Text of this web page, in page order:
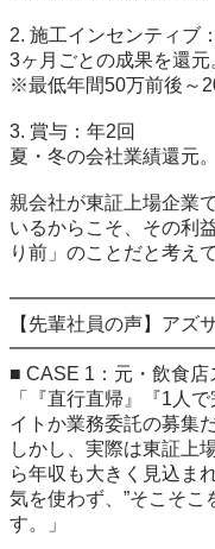
2. 施工インセンティブ
3ヶ月ごとの成果を還元
※最低年間50万前後～
3. 賞与：年2回
夏・冬の会社業績還元。
親会社が東証上場企業
いるからこそ、その利
り前」のことだと考え
【先輩社員の声】アズ
■ CASE 1：元・飲食店
「『直行直帰』『1人
イトか業務委託の募集
しかし、実際は東証上
ら年収も大きく見込ま
気を使わず、”そこそこ
す。」